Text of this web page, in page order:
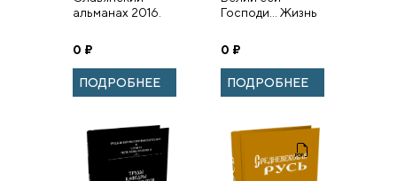
альманах 2016.
0 ₽
ПОДРОБНЕЕ
Господи… Жизнь
святого
Гавриила
(Ургебадзе),
исповедника и
0 ₽
ПОДРОБНЕЕ